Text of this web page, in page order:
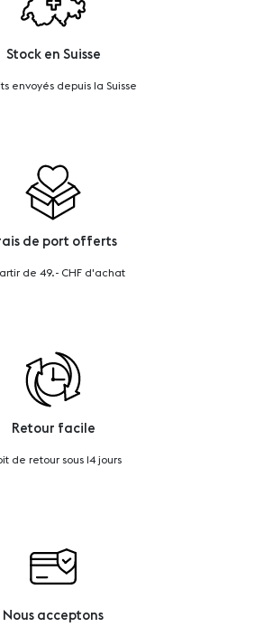
Stock en Suisse
envoyés depuis la Suisse
de port offerts
de 49.- CHF d'achat
Retour facile
de retour sous 14 jours
Nous acceptons